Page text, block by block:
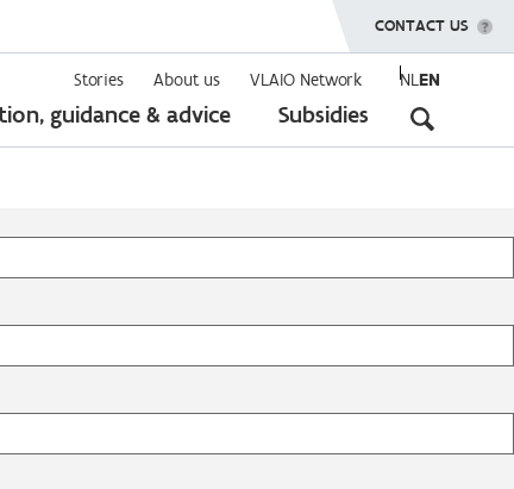
SHOW MENU
CONTACT US
Stories About us VLAIO Network NLEN
guidance & advice Subsidies